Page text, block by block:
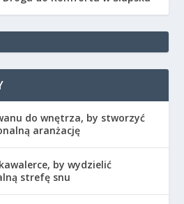
do wnętrza, by stworzyć
aranżację
by wydzielić
strefę snu